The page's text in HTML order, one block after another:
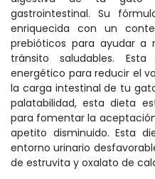
gastrointestinal. Su
enriquecida con un
prebióticos para ayudar a
tránsito saludables.
energético para reducir el
la carga intestinal de tu
palatabilidad, esta dieta
para fomentar la
apetito disminuido. Esta
entorno urinario
de estruvita y oxalato de